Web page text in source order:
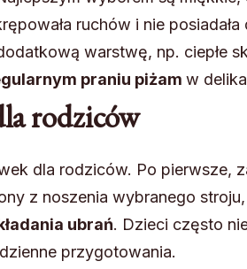
ruchów i nie
warstwę, np. ciepłe
praniu piżam w
rodziców
dla rodziców. Po pierwsze,
z noszenia wybranego
ubrań. Dzieci często
przygotowania.